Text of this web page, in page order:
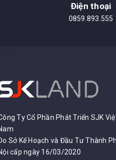
Điện thoại
0859.893.555
Ty Cổ Phần Phát Triển SJK
Sở Kế Hoạch và Đầu Tư Thành
cấp ngày 16/03/2020